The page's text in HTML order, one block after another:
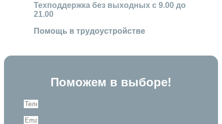
Техподдержка без выходных с 9.00 до
21.00
Помощь в трудоустройстве
Поможем в выборе!